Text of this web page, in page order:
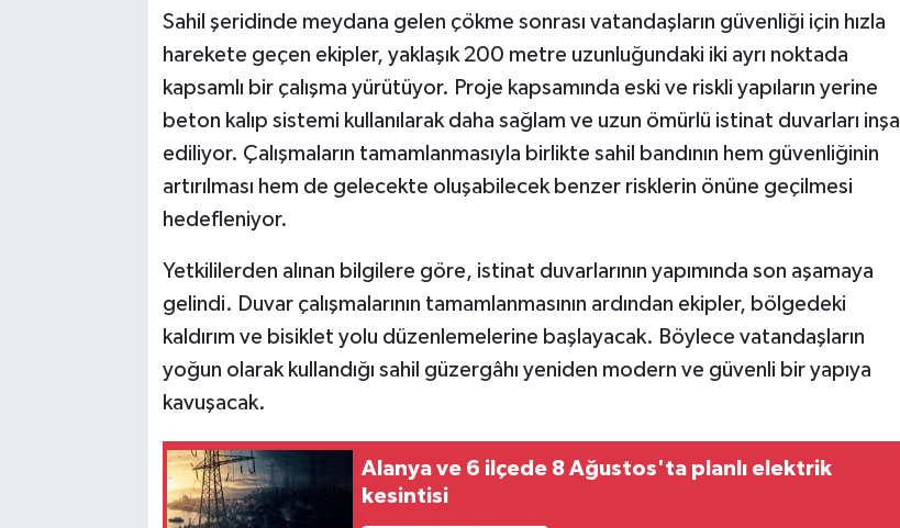
Sahil şeridinde meydana gelen çökme sonrası vatandaşların güvenliği için hızla
harekete geçen ekipler, yaklaşık 200 metre uzunluğundaki iki ayrı noktada
kapsamlı bir çalışma yürütüyor. Proje kapsamında eski ve riskli yapıların yerine
beton kalıp sistemi kullanılarak daha sağlam ve uzun ömürlü istinat duvarları inşa
ediliyor. Çalışmaların tamamlanmasıyla birlikte sahil bandının hem güvenliğinin
artırılması hem de gelecekte oluşabilecek benzer risklerin önüne geçilmesi
hedefleniyor.
Yetkililerden alınan bilgilere göre, istinat duvarlarının yapımında son aşamaya
gelindi. Duvar çalışmalarının tamamlanmasının ardından ekipler, bölgedeki
kaldırım ve bisiklet yolu düzenlemelerine başlayacak. Böylece vatandaşların
yoğun olarak kullandığı sahil güzergâhı yeniden modern ve güvenli bir yapıya
kavuşacak.
Alanya ve 6 ilçede 8 Ağustos'ta planlı elektrik
kesintisi